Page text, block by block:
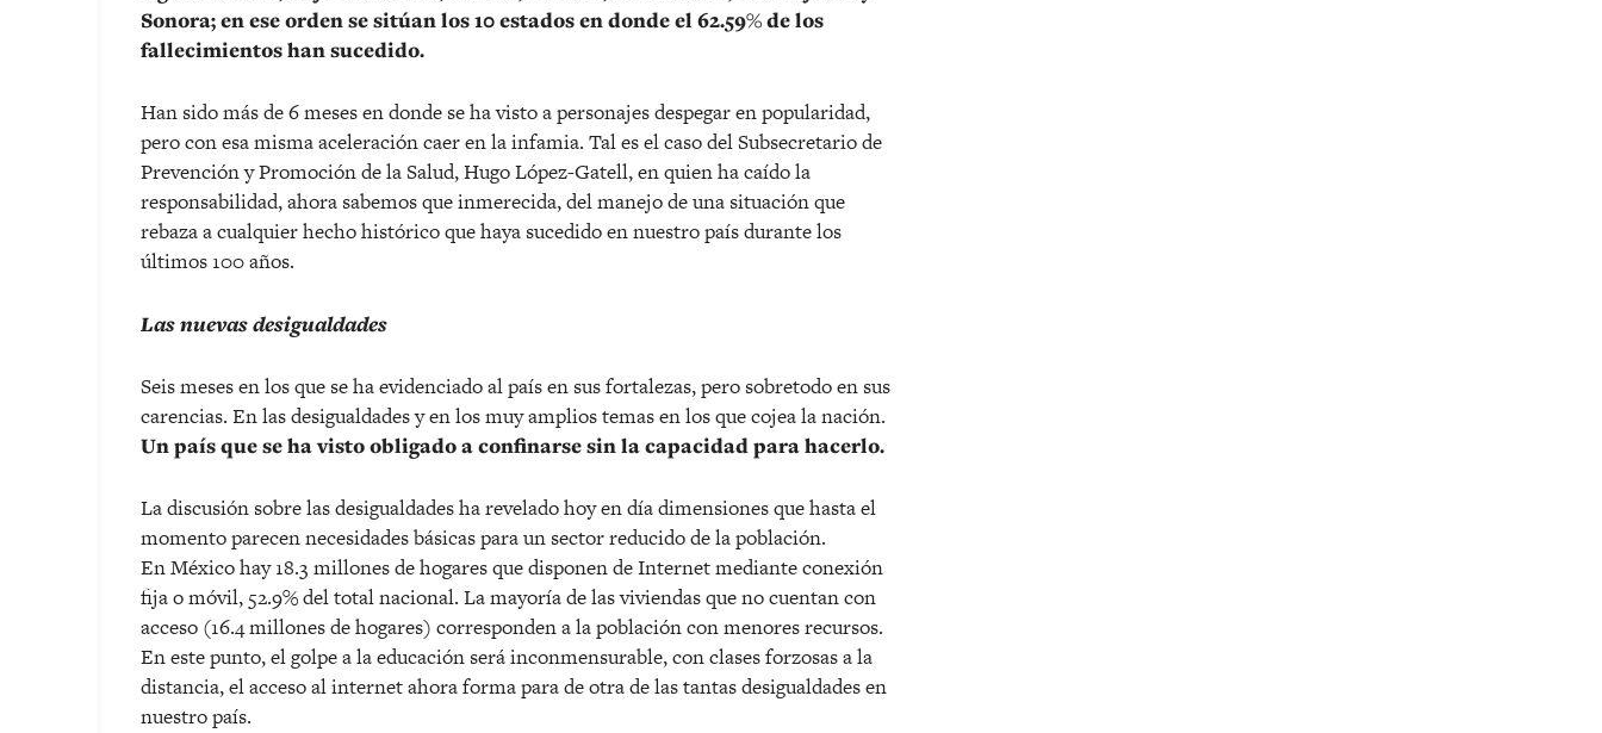
Sonora; en ese orden se sitúan los 10 estados en donde el 62.59% de los
fallecimientos han sucedido.
Han sido más de 6 meses en donde se ha visto a personajes despegar en popularidad,
pero con esa misma aceleración caer en la infamia. Tal es el caso del Subsecretario de
Prevención y Promoción de la Salud, Hugo López-Gatell, en quien ha caído la
responsabilidad, ahora sabemos que inmerecida, del manejo de una situación que
rebaza a cualquier hecho histórico que haya sucedido en nuestro país durante los
últimos 100 años.
Las nuevas desigualdades
Seis meses en los que se ha evidenciado al país en sus fortalezas, pero sobretodo en sus
carencias. En las desigualdades y en los muy amplios temas en los que cojea la nación.
Un país que se ha visto obligado a confinarse sin la capacidad para hacerlo.
La discusión sobre las desigualdades ha revelado hoy en día dimensiones que hasta el
momento parecen necesidades básicas para un sector reducido de la población.
En México hay 18.3 millones de hogares que disponen de Internet mediante conexión
fija o móvil, 52.9% del total nacional. La mayoría de las viviendas que no cuentan con
acceso (16.4 millones de hogares) corresponden a la población con menores recursos.
En este punto, el golpe a la educación será inconmensurable, con clases forzosas a la
distancia, el acceso al internet ahora forma para de otra de las tantas desigualdades en
nuestro país.